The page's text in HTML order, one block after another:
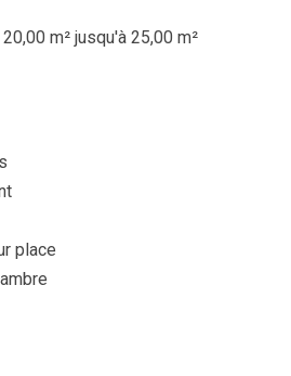
m² jusqu'à 25,00 m²
place